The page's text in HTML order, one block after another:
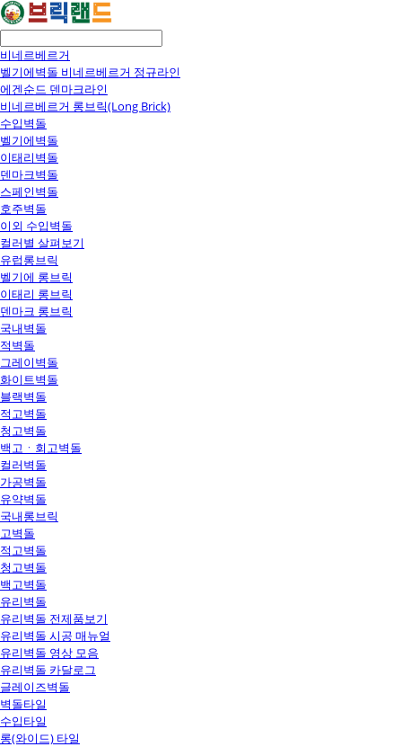
비네르베르거
벨기에벽돌 비네르베르거 정규라인
에겐순드 덴마크라인
비네르베르거 롱브릭(Long Brick)
수입벽돌
벨기에벽돌
이태리벽돌
덴마크벽돌
스페인벽돌
호주벽돌
이외 수입벽돌
컬러별 살펴보기
유럽롱브릭
벨기에 롱브릭
이태리 롱브릭
덴마크 롱브릭
국내벽돌
적벽돌
그레이벽돌
화이트벽돌
블랙벽돌
적고벽돌
청고벽돌
백고ㆍ회고벽돌
컬러벽돌
가공벽돌
유약벽돌
국내롱브릭
고벽돌
적고벽돌
청고벽돌
백고벽돌
유리벽돌
유리벽돌 전제품보기
유리벽돌 시공 매뉴얼
유리벽돌 영상 모음
유리벽돌 카달로그
글레이즈벽돌
벽돌타일
수입타일
롱(와이드) 타일